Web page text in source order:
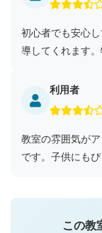
初心者でも安心
導してくれます
利用者
教室の雰囲気が
です。子供にも
この教